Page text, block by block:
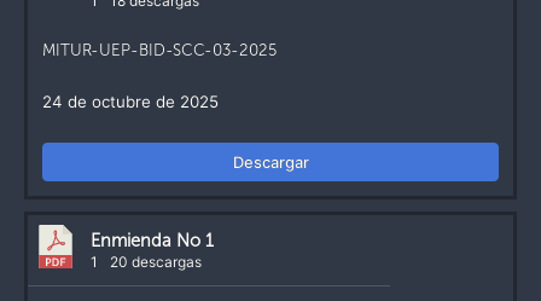
MITUR-UEP-BID-SCC-03-2025
24 de octubre de 2025
Descargar
Enmienda No 1
1 20 descargas